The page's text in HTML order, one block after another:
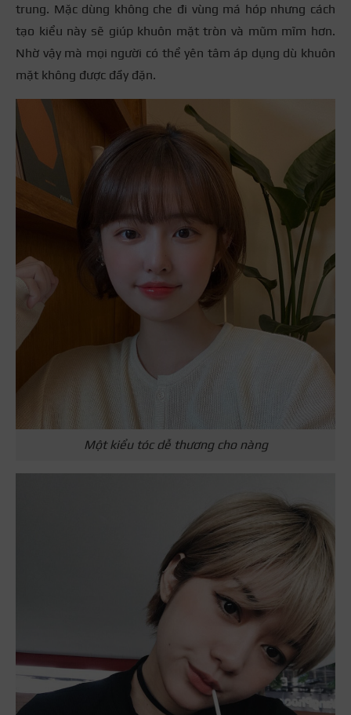
trung. Mặc dùng không che đi vùng má hóp nhưng cách
tạo kiểu này sẽ giúp khuôn mặt tròn và mũm mĩm hơn.
Nhờ vậy mà mọi người có thể yên tâm áp dụng dù khuôn
mặt không được đầy đặn.
Một kiểu tóc dễ thương cho nàng